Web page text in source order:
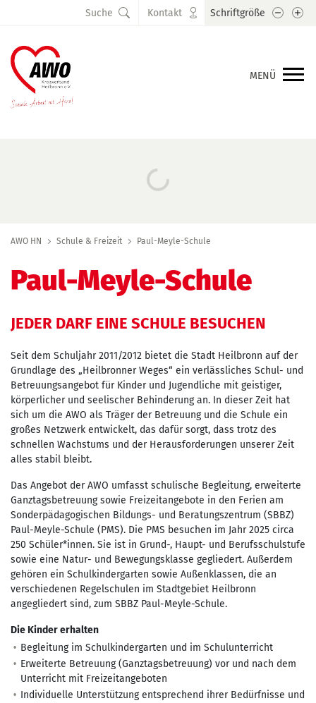
MENÜ
Suche Kontakt Schriftgröße Schrift
AWO HN Schule & Freizeit Paul-Meyle-Schule
Paul-Meyle-Schule
JEDER DARF EINE SCHULE BESUCHEN
Seit dem Schuljahr 2011/2012 bietet die Stadt Heilbronn auf der
Grundlage des „Heilbronner Weges“ ein verlässliches Schul- und
Betreuungsangebot für Kinder und Jugendliche mit geistiger,
körperlicher und seelischer Behinderung an. In dieser Zeit hat
sich um die AWO als Träger der Betreuung und die Schule ein
großes Netzwerk entwickelt, das dafür sorgt, dass trotz des
schnellen Wachstums und der Herausforderungen unserer Zeit
alles stabil bleibt.
Das Angebot der AWO umfasst schulische Begleitung, erweiterte
Ganztagsbetreuung sowie Freizeitangebote in den Ferien am
Sonderpädagogischen Bildungs- und Beratungszentrum (SBBZ)
Paul-Meyle-Schule (PMS). Die PMS besuchen im Jahr 2025 circa
250 Schüler*innen. Sie ist in Grund-, Haupt- und Berufsschulstufe
sowie eine Natur- und Bewegungsklasse gegliedert. Außerdem
gehören ein Schulkindergarten sowie Außenklassen, die an
verschiedenen Regelschulen im Stadtgebiet Heilbronn
angegliedert sind, zum SBBZ Paul-Meyle-Schule.
Die Kinder erhalten
Begleitung im Schulkindergarten und im Schulunterricht
Erweiterte Betreuung (Ganztagsbetreuung) vor und nach dem
Unterricht mit Freizeitangeboten
Individuelle Unterstützung entsprechend ihrer Bedürfnisse und